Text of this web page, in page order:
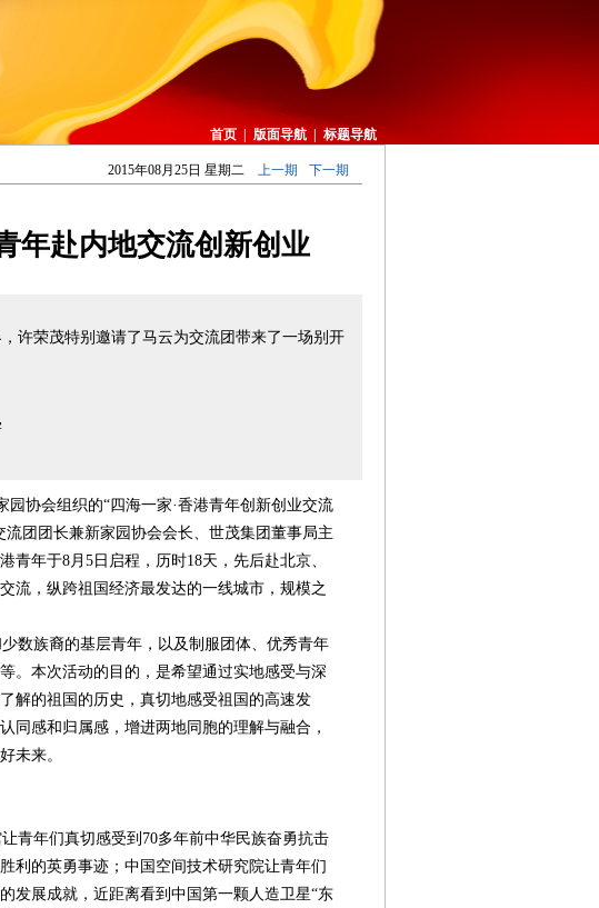
首页 版面导航 标题导航
2015年08月25日 星期二 上一期 下一期
年赴内地交流创新创业
许荣茂特别邀请了马云为交流团带来了一场别开
协会组织的“四海一家·香港青年创新创业交流
流团团长兼新家园协会会长、世茂集团董事局主
青年于8月5日启程，历时18天，先后赴北京、
流，纵跨祖国经济最发达的一线城市，规模之
数族裔的基层青年，以及制服团体、优秀青年
。本次活动的目的，是希望通过实地感受与深
解的祖国的历史，真切地感受祖国的高速发
同感和归属感，增进两地同胞的理解与融合，
未来。
青年们真切感受到70多年前中华民族奋勇抗击
利的英勇事迹；中国空间技术研究院让青年们
发展成就，近距离看到中国第一颗人造卫星“东